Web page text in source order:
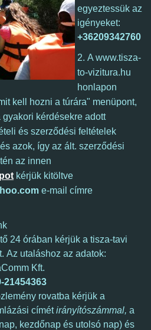
egyeztessük az
igényeket:
+36209342760
2. A www.tisza-
to-vizitura.hu
honlapon
kell hozni a túrára" menüpont,
kérdésekre adott
és szerződési feltételek
azok, így az ált. szerződési
az innen
kérjük kitöltve
e-mail címre
24 órában kérjük a tisza-tavi
Az utaláshoz az adatok:
Kft.
21454363
rovatba kérjük a
címétirányítószámmal, a
kezdőnap és utolsó nap) és